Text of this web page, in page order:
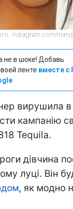
instagram.com/
не в шоке! Добавь
ленте вместе с
вирушила в
кампанію
Tequila.
дівчина
луці. Він
, як модно